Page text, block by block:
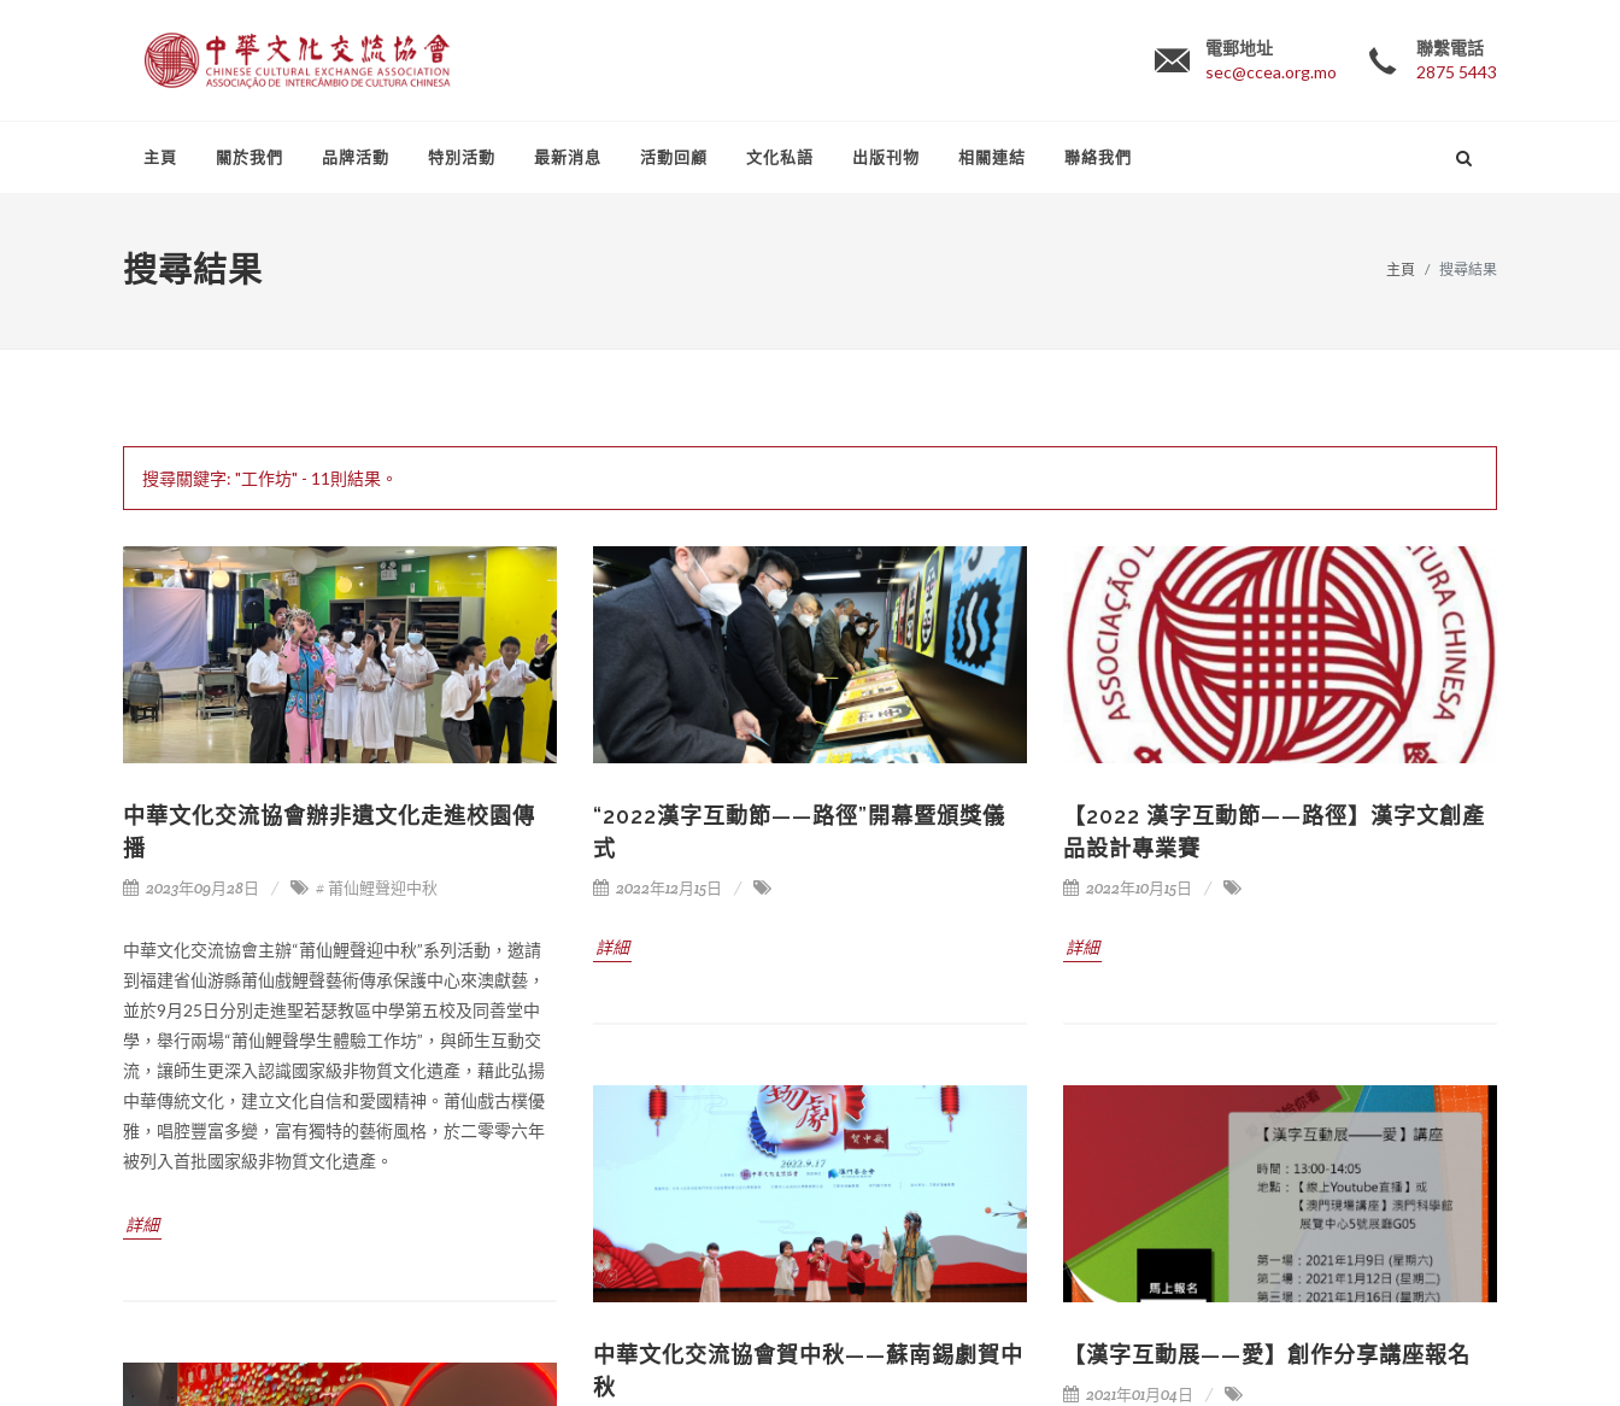
電郵地址
sec@ccea.org.mo
聯繫電話
2875 5443
主頁 關於我們 品牌活動 特別活動 最新消息 活動回顧 文化私語 出版刊物 相關連結 聯絡我們
搜尋結果 主頁 搜尋結果
搜尋關鍵字: "工作坊" - 11則結果。
中華文化交流協會辦非遺文化走進校園傳
播
2023年09月28日 # 莆仙鯉聲迎中秋
中華文化交流協會主辦“莆仙鯉聲迎中秋”系列活動，邀請
到福建省仙游縣莆仙戲鯉聲藝術傳承保護中心來澳獻藝，
並於9月25日分別走進聖若瑟教區中學第五校及同善堂中
學，舉行兩場“莆仙鯉聲學生體驗工作坊”，與師生互動交
流，讓師生更深入認識國家級非物質文化遺產，藉此弘揚
中華傳統文化，建立文化自信和愛國精神。莆仙戲古樸優
雅，唱腔豐富多變，富有獨特的藝術風格，於二零零六年
被列入首批國家級非物質文化遺產。
詳細
“2022漢字互動節——路徑”開幕暨頒獎儀
式
2022年12月15日
詳細
【2022 漢字互動節——路徑】漢字文創產
品設計專業賽
2022年10月15日
詳細
中華文化交流協會賀中秋——蘇南錫劇賀中
秋
【漢字互動展——愛】創作分享講座報名
2021年01月04日